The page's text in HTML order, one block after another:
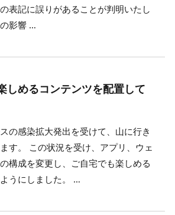
表記に誤りがあることが判明いたし
影響 …
しめるコンテンツを配置して
の感染拡大発出を受けて、山に行き
す。 この状況を受け、アプリ、ウェ
構成を変更し、ご自宅でも楽しめる
うにしました。 …